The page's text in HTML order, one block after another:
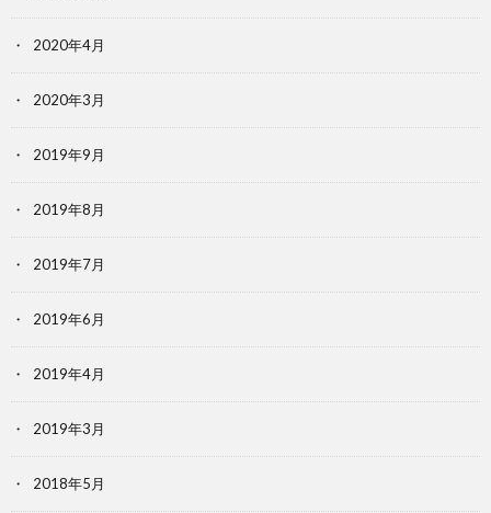
2020年4月
2020年3月
2019年9月
2019年8月
2019年7月
2019年6月
2019年4月
2019年3月
2018年5月